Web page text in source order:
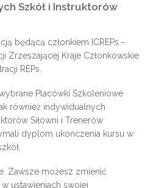
Szkół i Instruktorów
będącą członkiem ICREPs -
Zrzeszającej Kraje Członkowskie
REPs.
Placówki Szkoleniowe
również indywidualnych
Siłowni i Trenerów
dyplom ukończenia kursu w
Zawsze możesz zmienić
w ustawieniach swojej